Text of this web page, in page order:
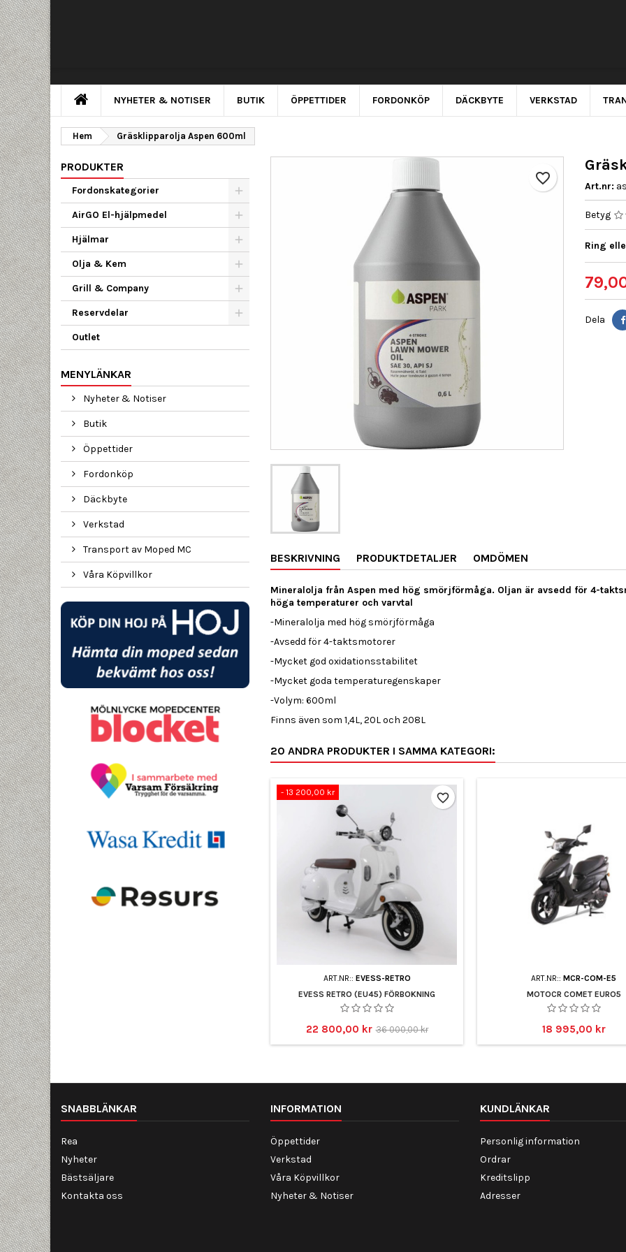
NYHETER & NOTISER BUTIK ÖPPETTIDER FORDONKÖP DÄCKBYTE VERKSTAD
Hem Gräsklipparolja Aspen 600ml
PRODUKTER
Fordonskategorier
AirGO El-hjälpmedel
Hjälmar
Olja & Kem
Grill & Company
Reservdelar
Outlet
MENYLÄNKAR
Nyheter & Notiser
Butik
Öppettider
Fordonköp
Däckbyte
Verkstad
Transport av Moped MC
Våra Köpvillkor
favorite_border Art.nr:
Betyg
Ring
Dela
BESKRIVNING PRODUKTDETALJER OMDÖMEN
Mineralolja från Aspen med hög smörjförmåga. Oljan är avsedd för 4-
höga temperaturer och varvtal
-Mineralolja med hög smörjförmåga
-Avsedd för 4-taktsmotorer
-Mycket god oxidationsstabilitet
-Mycket goda temperaturegenskaper
-Volym: 600ml
Finns även som 1,4L, 20L och 208L
20 ANDRA PRODUKTER I SAMMA KATEGORI:
- 13 200,00 kr
ART.NR:: EVESS-RETRO
EVESS RETRO (EU45) FÖRBOKNING
Pris
22 800,00 kr Baspris
36 000,00 kr
favorite_border
ART.NR:: MCR-COM-E5
MOTOCR COMET EURO5
Pris
18 995,00 kr
SNABBLÄNKAR
Rea
Nyheter
Bästsäljare
Kontakta oss
INFORMATION
Öppettider
Verkstad
Våra Köpvillkor
Nyheter & Notiser
KUNDLÄNKAR
Personlig information
Ordrar
Kreditslipp
Adresser